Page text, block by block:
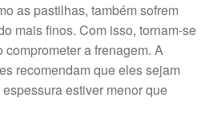
as pastilhas, também sofrem
mais finos. Com isso, tornam-se
a frenagem. A
recomendam que eles sejam
estiver menor que